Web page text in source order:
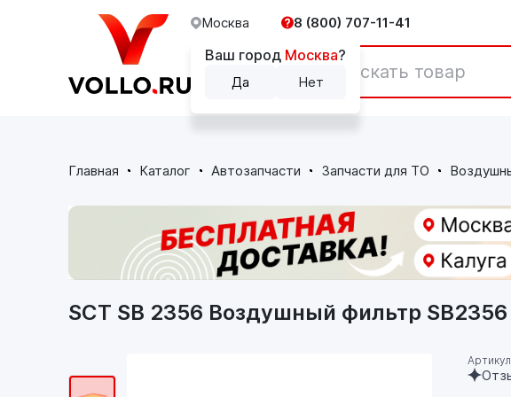
Москва
Ваш город Москва?
Да Нет
8 (800) 707-11-41
Каталог
Главная Каталог Автозапчасти Запчасти для ТО
SCT SB 2356 Воздушный фильтр SB2356